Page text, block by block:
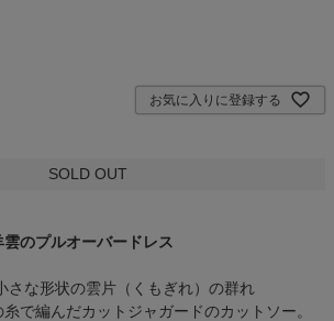
お気に入りに登録する
SOLD OUT
のプルオーバードレス
な形状の雲片（くもぎれ）の群れ
で編んだカットジャガードのカットソー。